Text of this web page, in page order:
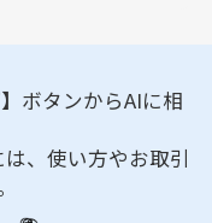
ボタンからAIに相
は、使い方やお取引